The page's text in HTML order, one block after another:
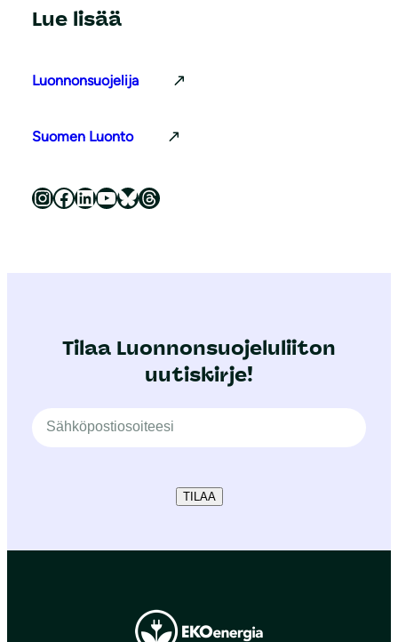
Lue lisää
Luonnonsuojelija
Suomen Luonto
Luonnonsuojeluliitto Instagramissa Luonnonsuojeluliitto Facebookissa Luonnonsuojeluliitto LinkedInissä Luonnonsuojeluliiton YouTube-kanava Luonnonsuojeluliitto Blueskyssa Luonnonsuojeluliitto Threadsissa
Tilaa Luonnonsuojeluliiton
uutiskirje!
TILAA